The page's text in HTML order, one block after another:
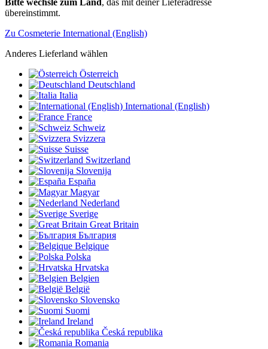
Bitte wechsle zum Land, das mit deiner Lieferadresse
übereinstimmt.
Zu Cosmeterie International (English)
Anderes Lieferland wählen
Österreich
Deutschland
Italia
International (English)
France
Schweiz
Svizzera
Suisse
Switzerland
Slovenija
España
Magyar
Nederland
Sverige
Great Britain
България
Belgique
Polska
Hrvatska
Belgien
België
Slovensko
Suomi
Ireland
Česká republika
Romania